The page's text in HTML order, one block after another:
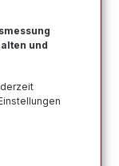
renommierter
Schneller
und